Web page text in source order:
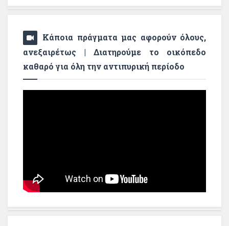
Κάποια πράγματα μας αφορούν όλους,
ανεξαιρέτως | Διατηρούμε το οικόπεδο
καθαρό για όλη την αντιπυρική περίοδο